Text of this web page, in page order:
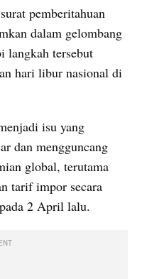
pemberitahuan
dalam gelombang
langkah tersebut
hari libur nasional di
isu yang
dan mengguncang
global, terutama
tarif impor secara
2 April lalu.